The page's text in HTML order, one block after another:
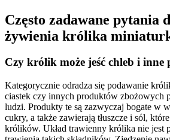
Często zadawane pytania
żywienia królika
Czy królik może jeść chleb i inne
Kategorycznie odradza się podawanie
ciastek czy innych produktów zbożowych
ludzi. Produkty te są zazwyczaj bogate w
cukry, a także zawierają tłuszcze i sól,
królików. Układ trawienny królika nie jest